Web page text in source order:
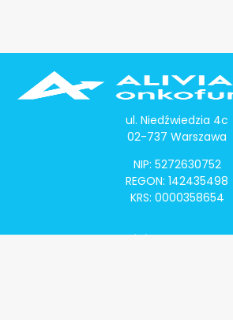
ul. Niedźwiedzia 4c
02-737 Warszawa
NIP: 5272630752
REGON: 142435498
KRS: 0000358654
Alivia Onkomapa